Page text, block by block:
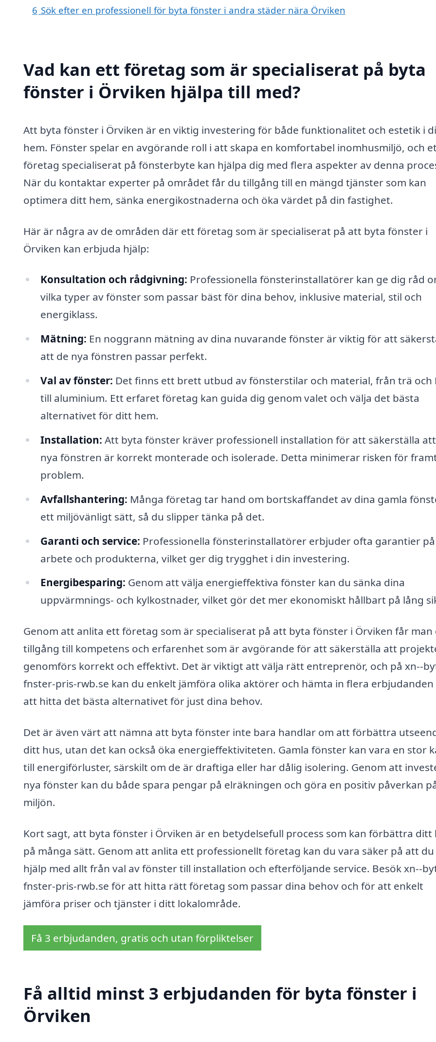
6 Sök efter en professionell för byta fönster i andra städer nära Örviken
Vad kan ett företag som är specialiserat på byta
fönster i Örviken hjälpa till med?
Att byta fönster i Örviken är en viktig investering för både funktionalitet och estetik i
hem. Fönster spelar en avgörande roll i att skapa en komfortabel inomhusmiljö, och
företag specialiserat på fönsterbyte kan hjälpa dig med flera aspekter av denna
När du kontaktar experter på området får du tillgång till en mängd tjänster som kan
optimera ditt hem, sänka energikostnaderna och öka värdet på din fastighet.
Här är några av de områden där ett företag som är specialiserat på att byta fönster i
Örviken kan erbjuda hjälp:
Konsultation och rådgivning: Professionella fönsterinstallatörer kan ge dig råd
vilka typer av fönster som passar bäst för dina behov, inklusive material, stil och
energiklass.
Mätning: En noggrann mätning av dina nuvarande fönster är viktig för att
att de nya fönstren passar perfekt.
Val av fönster: Det finns ett brett utbud av fönsterstilar och material, från trä och
till aluminium. Ett erfaret företag kan guida dig genom valet och välja det bästa
alternativet för ditt hem.
Installation: Att byta fönster kräver professionell installation för att säkerställa
nya fönstren är korrekt monterade och isolerade. Detta minimerar risken för
problem.
Avfallshantering: Många företag tar hand om bortskaffandet av dina gamla
ett miljövänligt sätt, så du slipper tänka på det.
Garanti och service: Professionella fönsterinstallatörer erbjuder ofta garantier på
arbete och produkterna, vilket ger dig trygghet i din investering.
Energibesparing: Genom att välja energieffektiva fönster kan du sänka dina
uppvärmnings- och kylkostnader, vilket gör det mer ekonomiskt hållbart på lång
Genom att anlita ett företag som är specialiserat på att byta fönster i Örviken får man
tillgång till kompetens och erfarenhet som är avgörande för att säkerställa att
genomförs korrekt och effektivt. Det är viktigt att välja rätt entreprenör, och på xn--
fnster-pris-rwb.se kan du enkelt jämföra olika aktörer och hämta in flera
att hitta det bästa alternativet för just dina behov.
Det är även värt att nämna att byta fönster inte bara handlar om att förbättra
ditt hus, utan det kan också öka energieffektiviteten. Gamla fönster kan vara en stor
till energiförluster, särskilt om de är draftiga eller har dålig isolering. Genom att
nya fönster kan du både spara pengar på elräkningen och göra en positiv påverkan
miljön.
Kort sagt, att byta fönster i Örviken är en betydelsefull process som kan förbättra ditt
på många sätt. Genom att anlita ett professionellt företag kan du vara säker på att
hjälp med allt från val av fönster till installation och efterföljande service. Besök xn--
fnster-pris-rwb.se för att hitta rätt företag som passar dina behov och för att enkelt
jämföra priser och tjänster i ditt lokalområde.
Få 3 erbjudanden, gratis och utan förpliktelser
Få alltid minst 3 erbjudanden för byta fönster i
Örviken